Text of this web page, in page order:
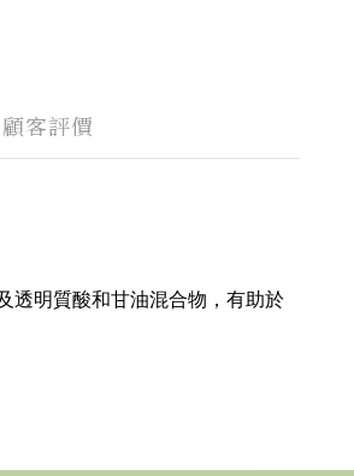
顧客評價
透明質酸和甘油混合物，有助於